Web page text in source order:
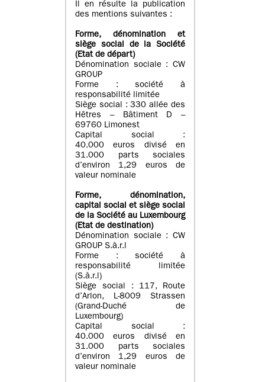
Il en résulte la publication
des mentions suivantes :
Forme, dénomination et
siège social de la Société
(Etatde départ)
Dénomination sociale : CW
GROUP
Forme : société à
responsabilité limitée
Siège social : 330 allée des
Hêtres – Bâtiment D –
69760 Limonest
Capital social :
40.000 euros divisé en
31.000 parts sociales
d’environ 1,29 euros de
valeur nominale
Forme, dénomination,
capital social et siège social
de la Société au Luxembourg
(Etat de destination)
Dénomination sociale : CW
GROUP S.à.r.l
Forme : société à
responsabilité limitée
(S.à.r.l)
Siège social : 117, Route
d’Arlon, L-8009 Strassen
(Grand-Duché de
Luxembourg)
Capital social :
40.000 euros divisé en
31.000 parts sociales
d’environ 1,29 euros de
valeur nominale